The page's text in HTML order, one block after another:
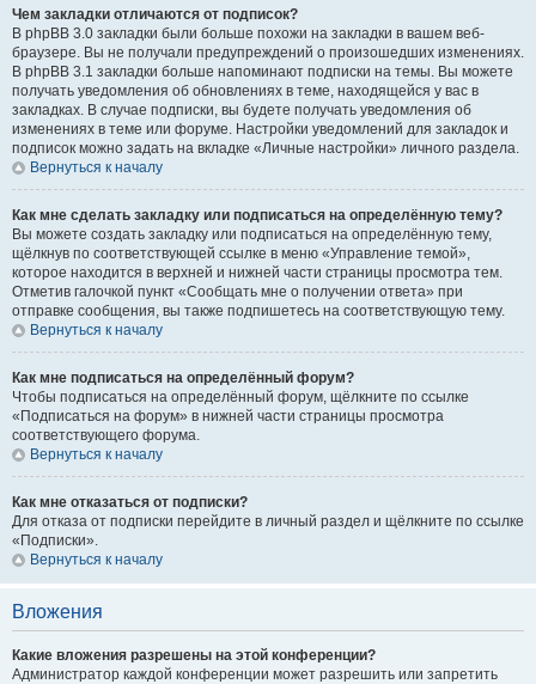
Чем закладки отличаются от подписок?
В phpBB 3.0 закладки были больше похожи на закладки в вашем веб-
браузере. Вы не получали предупреждений о произошедших изменениях.
В phpBB 3.1 закладки больше напоминают подписки на темы. Вы можете
получать уведомления об обновлениях в теме, находящейся у вас в
закладках. В случае подписки, вы будете получать уведомления об
изменениях в теме или форуме. Настройки уведомлений для закладок и
подписок можно задать на вкладке «Личные настройки» личного раздела.
Вернуться к началу
Как мне сделать закладку или подписаться на определённую тему?
Вы можете создать закладку или подписаться на определённую тему,
щёлкнув по соответствующей ссылке в меню «Управление темой»,
которое находится в верхней и нижней части страницы просмотра тем.
Отметив галочкой пункт «Сообщать мне о получении ответа» при
отправке сообщения, вы также подпишетесь на соответствующую тему.
Вернуться к началу
Как мне подписаться на определённый форум?
Чтобы подписаться на определённый форум, щёлкните по ссылке
«Подписаться на форум» в нижней части страницы просмотра
соответствующего форума.
Вернуться к началу
Как мне отказаться от подписки?
Для отказа от подписки перейдите в личный раздел и щёлкните по ссылке
«Подписки».
Вернуться к началу
Вложения
Какие вложения разрешены на этой конференции?
Администратор каждой конференции может разрешить или запретить